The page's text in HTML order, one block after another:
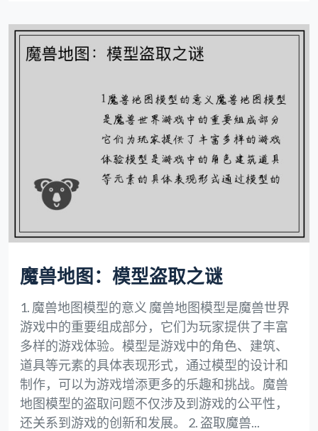
魔兽地图：模型盗取之谜
1. 魔兽地图模型的意义 魔兽地图模型是魔兽世界
游戏中的重要组成部分，它们为玩家提供了丰富
多样的游戏体验。模型是游戏中的角色、建筑、
道具等元素的具体表现形式，通过模型的设计和
制作，可以为游戏增添更多的乐趣和挑战。魔兽
地图模型的盗取问题不仅涉及到游戏的公平性，
还关系到游戏的创新和发展。 2. 盗取魔兽...